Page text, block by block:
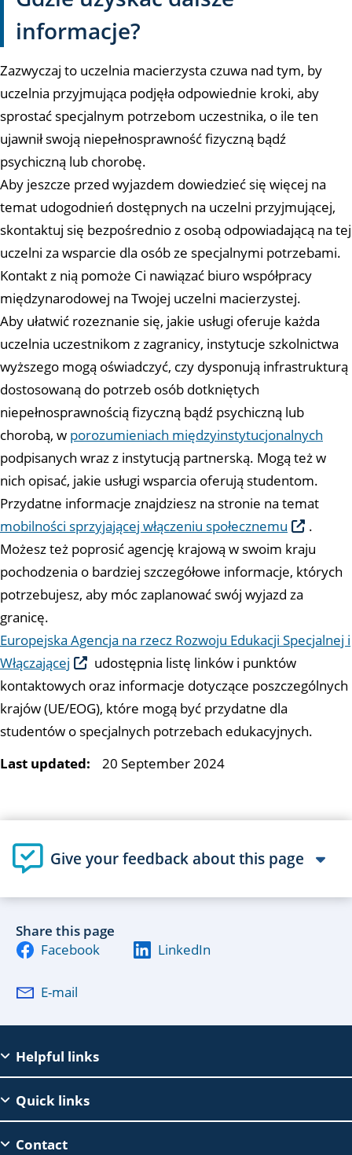
informacje?
Zazwyczaj to uczelnia macierzysta czuwa nad tym, by
uczelnia przyjmująca podjęła odpowiednie kroki, aby
sprostać specjalnym potrzebom uczestnika, o ile ten
ujawnił swoją niepełnosprawność fizyczną bądź
psychiczną lub chorobę.
Aby jeszcze przed wyjazdem dowiedzieć się więcej na
temat udogodnień dostępnych na uczelni przyjmującej,
skontaktuj się bezpośrednio z osobą odpowiadającą na tej
uczelni za wsparcie dla osób ze specjalnymi potrzebami.
Kontakt z nią pomoże Ci nawiązać biuro współpracy
międzynarodowej na Twojej uczelni macierzystej.
Aby ułatwić rozeznanie się, jakie usługi oferuje każda
uczelnia uczestnikom z zagranicy, instytucje szkolnictwa
wyższego mogą oświadczyć, czy dysponują infrastrukturą
dostosowaną do potrzeb osób dotkniętych
niepełnosprawnością fizyczną bądź psychiczną lub
chorobą, w porozumieniach międzyinstytucjonalnych
podpisanych wraz z instytucją partnerską. Mogą też w
nich opisać, jakie usługi wsparcia oferują studentom.
Przydatne informacje znajdziesz na stronie na temat
mobilności sprzyjającej włączeniu społecznemu
.
Możesz też poprosić agencję krajową w swoim kraju
pochodzenia o bardziej szczegółowe informacje, których
potrzebujesz, aby móc zaplanować swój wyjazd za
granicę.
Europejska Agencja na rzecz Rozwoju Edukacji Specjalnej i
Włączającej
udostępnia listę linków i punktów
kontaktowych oraz informacje dotyczące poszczególnych
krajów (UE/EOG), które mogą być przydatne dla
studentów o specjalnych potrzebach edukacyjnych.
Last updated:
20 September 2024
Give your feedback about this page
Share this page
Facebook
LinkedIn
E-mail
EAC
Footer
Helpful links
Quick links
Contact